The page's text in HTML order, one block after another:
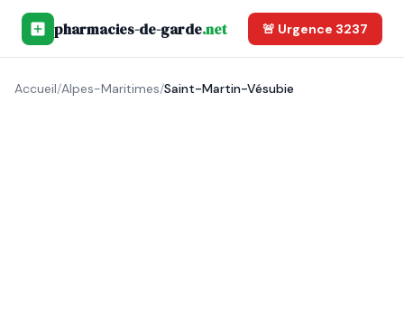
pharmacies-de-garde.net 🚨 Urgence 3237
Accueil/Alpes-Maritimes/Saint-Martin-Vésubie